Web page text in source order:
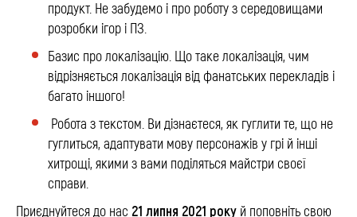
продукт. Не забудемо і про роботу з середовищами
розробки ігор і ПЗ.
Базис про локалізацію. Що таке локалізація, чим
відрізняється локалізація від фанатських перекладів і
багато іншого!
Робота з текстом. Ви дізнаєтеся, як гуглити те, що не
гуглиться, адаптувати мову персонажів у грі й інші
хитрощі, якими з вами поділяться майстри своєї
справи.
Приєднуйтеся до нас 21 липня 2021 року й поповніть свою